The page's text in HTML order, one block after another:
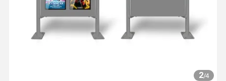
2/4